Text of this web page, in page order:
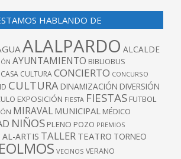
HABLANDO DE
ALALPARDO ALCALDE
AYUNTAMIENTO BIBLIOBUS
CASA CULTURACONCIERTO CONCURSO
CULTURA DINAMIZACIÓN DIVERSIÓN
EXPOSICIÓN FIESTA FIESTAS FUTBOL
MIRAVAL MUNICIPAL MÉDICO
NIÑOS PLENO POZO PREMIOS
AL-ARTIS TALLER TEATRO TORNEO
VECINOS VERANO